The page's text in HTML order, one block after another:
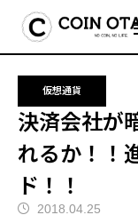
ブログ 仮想
仮想通貨
決済会社が
れるか！！
ド！！
2018.04.25